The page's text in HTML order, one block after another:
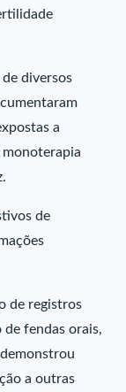
diversos
a
monoterapia
de
de registros
fendas orais,
a outras